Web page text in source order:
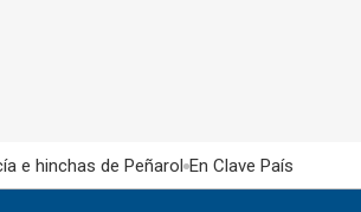
e hinchas de Peñarol En Clave País